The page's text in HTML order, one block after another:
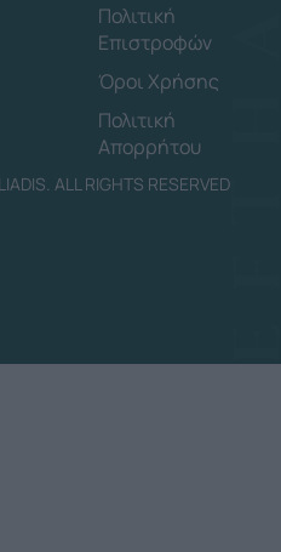
Πολιτική
Επιστροφών
Όροι Χρήσης
Πολιτική
Απορρήτου
ALL RIGHTS RESERVED